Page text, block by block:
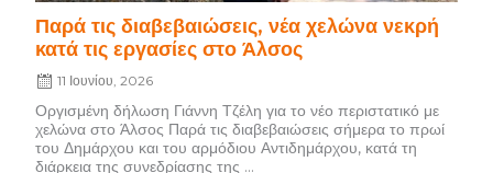
Παρά τις διαβεβαιώσεις, νέα χελώνα νεκρή
κατά τις εργασίες στο Άλσος
11 Ιουνίου, 2026
Οργισμένη δήλωση Γιάννη Τζέλη για το νέο περιστατικό με
χελώνα στο Άλσος Παρά τις διαβεβαιώσεις σήμερα το πρωί
του Δημάρχου και του αρμόδιου Αντιδημάρχου, κατά τη
διάρκεια της συνεδρίασης της ...